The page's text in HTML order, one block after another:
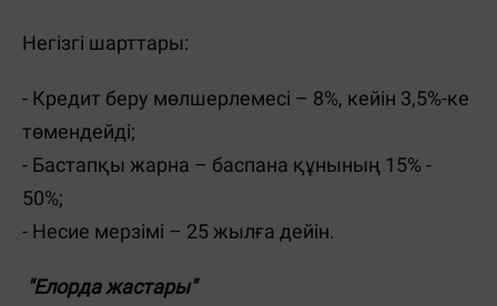
Негізгі шарттары:
- Кредит беру мөлшерлемесі – 8%, кейін 3,5%-ке
төмендейді;
- Бастапқы жарна – баспана құнының 15% -
50%;
- Несие мерзімі – 25 жылға дейін.
"Елорда жастары"